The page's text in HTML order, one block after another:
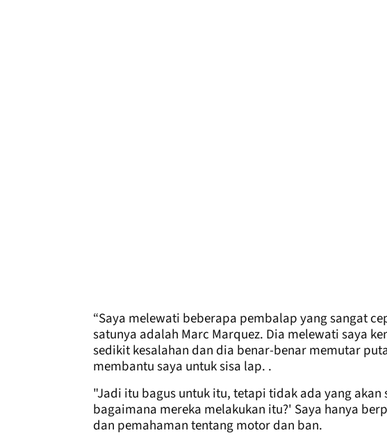
“Saya melewati beberapa pembalap yang sangat
satunya adalah Marc Marquez. Dia melewati saya
sedikit kesalahan dan dia benar-benar memutar
membantu saya untuk sisa lap. .
"Jadi itu bagus untuk itu, tetapi tidak ada yang akan
bagaimana mereka melakukan itu?' Saya hanya
dan pemahaman tentang motor dan ban.